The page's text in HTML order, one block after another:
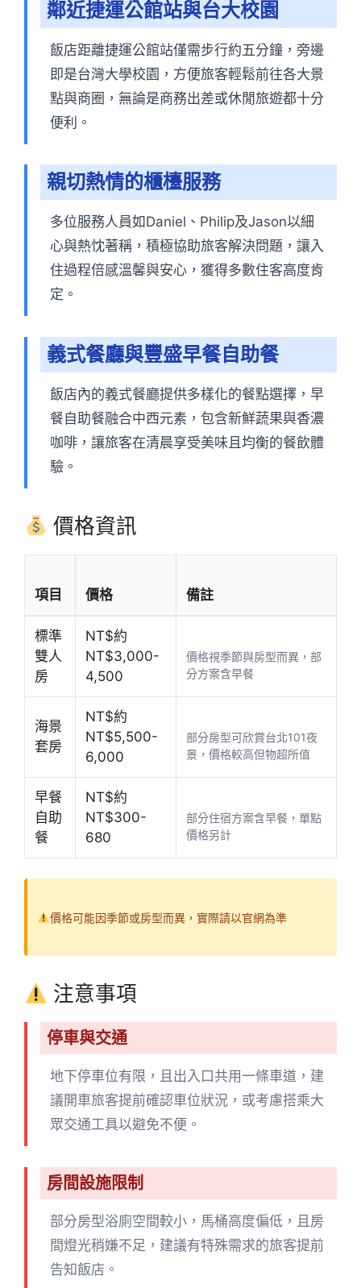
鄰近捷運公館站與台大校園
飯店距離捷運公館站僅需步行約五分鐘，旁邊
即是台灣大學校園，方便旅客輕鬆前往各大景
點與商圈，無論是商務出差或休閒旅遊都十分
便利。
親切熱情的櫃檯服務
多位服務人員如Daniel、Philip及Jason以細
心與熱忱著稱，積極協助旅客解決問題，讓入
住過程倍感溫馨與安心，獲得多數住客高度肯
定。
義式餐廳與豐盛早餐自助餐
飯店內的義式餐廳提供多樣化的餐點選擇，早
餐自助餐融合中西元素，包含新鮮蔬果與香濃
咖啡，讓旅客在清晨享受美味且均衡的餐飲體
驗。
價格資訊
項目 價格 備註
標準
雙人
房
NT$約
NT$3,000-
4,500
價格視季節與房型而異，部
分方案含早餐
海景
套房
NT$約
NT$5,500-
6,000
部分房型可欣賞台北101夜
景，價格較高但物超所值
早餐
自助
餐
NT$約
NT$300-
680
部分住宿方案含早餐，單點
價格另計
價格可能因季節或房型而異，實際請以官網為準
注意事項
停車與交通
地下停車位有限，且出入口共用一條車道，建
議開車旅客提前確認車位狀況，或考慮搭乘大
眾交通工具以避免不便。
房間設施限制
部分房型浴廁空間較小，馬桶高度偏低，且房
間燈光稍嫌不足，建議有特殊需求的旅客提前
告知飯店。